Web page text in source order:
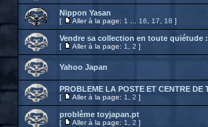
Nippon Yasan
[ Aller à la page: 1 16 17 18 ]
Vendre sa collection en toute quiétude
[ Aller à la page: 1 2 ]
Yahoo Japan
PROBLEME LA POSTE ET CENTRE DE
[ Aller à la page: 1 2 ]
problème toyjapan.pt
[ Aller à la page: 1 2 ]